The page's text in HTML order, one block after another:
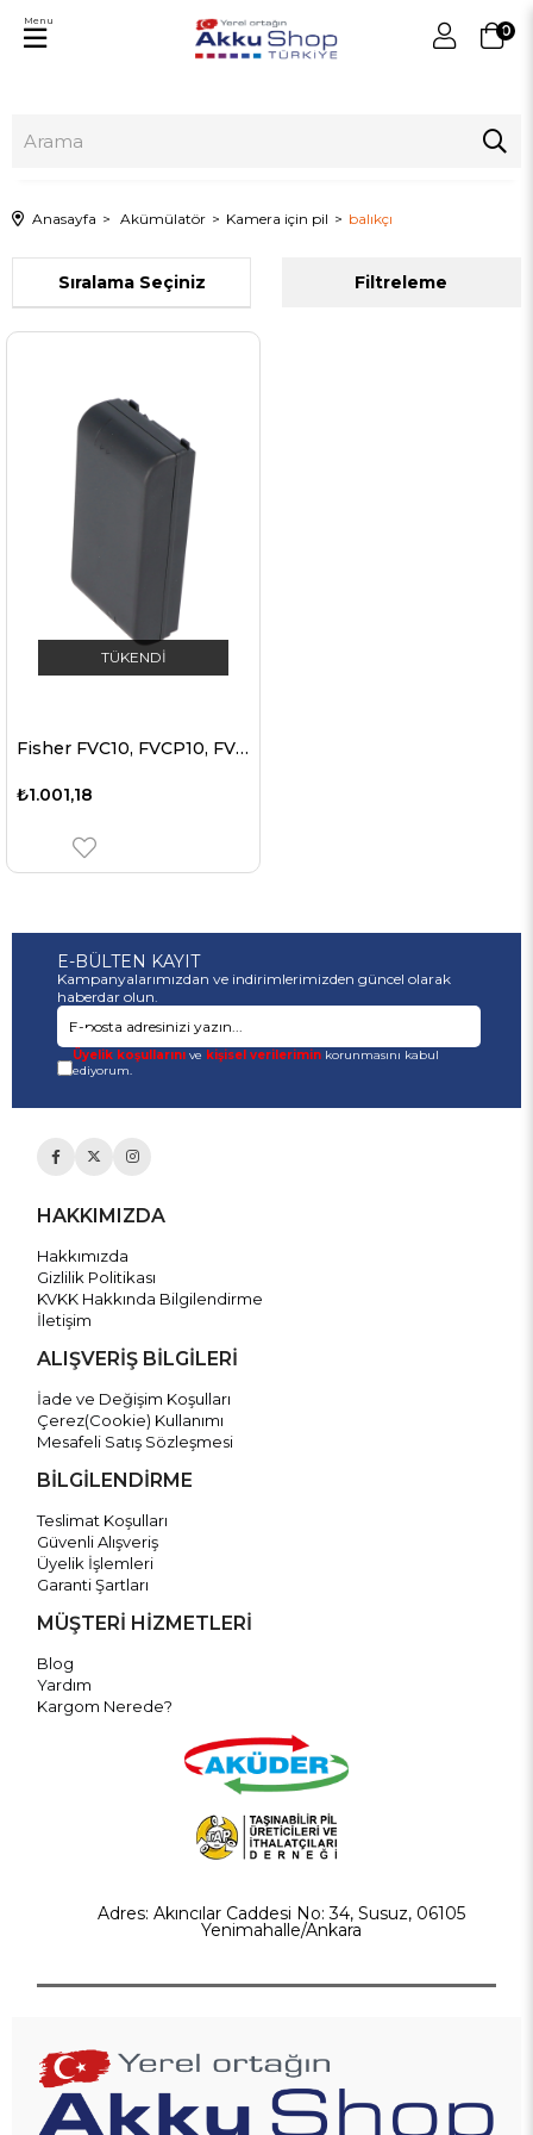
0
Menu
Anasayfa Akümülatör Kamera için pil balıkçı
Filtreleme
Sıralama
TÜKENDI
Fisher FVC10, FVCP10, FVCS2, FVHP200 için uygun AccuCell pil
₺1.001,18
E-BÜLTEN KAYIT
Kampanyalarımızdan ve indirimlerimizden güncel olarak
haberdar olun.
Üyelik koşullarınıve kişisel verileriminkorunmasını kabul
ediyorum.
HAKKIMIZDA
Hakkımızda
Gizlilik Politikası
KVKK Hakkında Bilgilendirme
İletişim
ALIŞVERİŞ BİLGİLERİ
İade ve Değişim Koşulları
Çerez(Cookie) Kullanımı
Mesafeli Satış Sözleşmesi
BİLGİLENDİRME
Teslimat Koşulları
Güvenli Alışveriş
Üyelik İşlemleri
Garanti Şartları
MÜŞTERİ HİZMETLERİ
Blog
Yardım
Kargom Nerede?
Adres: Akıncılar Caddesi No: 34, Susuz, 06105
Yenimahalle/Ankara